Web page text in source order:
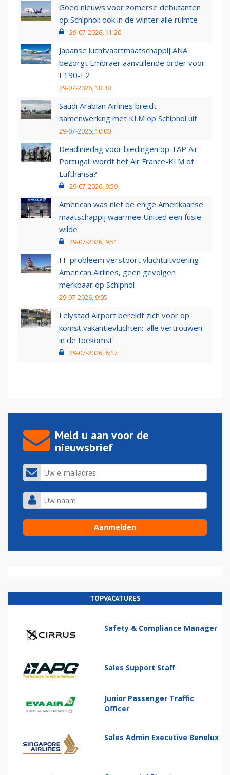
Goed nieuws voor zomerse debutanten
op Schiphol: ook in de winter alle ruimte
29-07-2026, 11:20
Japanse luchtvaartmaatschappij ANA
bezorgt Embraer aanvullende order voor
E190-E2
29-07-2026, 10:30
Saudi Arabian Airlines breidt
samenwerking met KLM op Schiphol uit
29-07-2026, 10:00
Deadlinedag voor biedingen op TAP Air
Portugal: wordt het Air France-KLM of
Lufthansa?
29-07-2026, 9:59
American was niet de enige Amerikaanse
maatschappij waarmee United een fusie
wilde
29-07-2026, 9:51
IT-probleem verstoort vluchtuitvoering
American Airlines, geen gevolgen
merkbaar op Schiphol
29-07-2026, 9:05
Lelystad Airport bereidt zich voor op
komst vakantievluchten: 'alle vertrouwen
in de toekomst'
29-07-2026, 8:17
Meld u aan voor de
nieuwsbrief
TOPVACATURES
Safety & Compliance Manager
Sales Support Staff
Junior Passenger Traffic
Officer
Sales Admin Executive Benelux